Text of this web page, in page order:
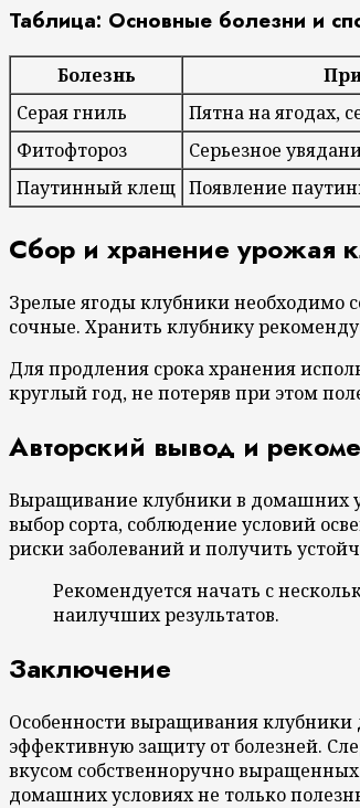
Таблица: Основные болезни и
Болезнь
Серая гниль
Пятна на ягодах,
Фитофтороз
Серьезное
Паутинный клещ Появление
Сбор и хранение урожая
Зрелые ягоды клубники необходимо
сочные. Хранить клубнику
Для продления срока хранения
круглый год, не потеряв при этом
Авторский вывод и
Выращивание клубники в домашних
выбор сорта, соблюдение условий
риски заболеваний и получить
Рекомендуется начать с
наилучших результатов.
Заключение
Особенности выращивания
эффективную защиту от болезней.
вкусом собственноручно
домашних условиях не только